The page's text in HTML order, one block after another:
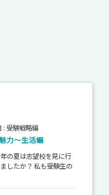
: 受験戦略編
力～生活編
の夏は志望校を見に行
したか？ 私も受験生の